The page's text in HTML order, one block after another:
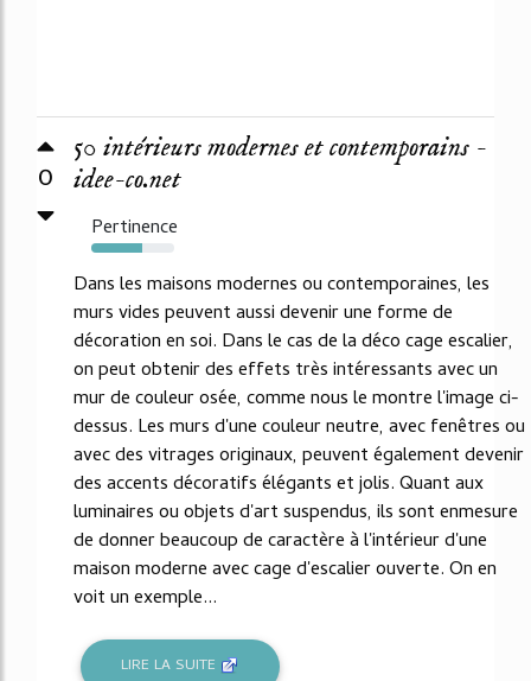
0
50 intérieurs modernes et contemporains -
idee-co.net
Pertinence
61%
Dans les maisons modernes ou contemporaines, les
murs vides peuvent aussi devenir une forme de
décoration en soi. Dans le cas de la déco cage escalier,
on peut obtenir des effets très intéressants avec un
mur de couleur osée, comme nous le montre l'image ci-
dessus. Les murs d'une couleur neutre, avec fenêtres ou
avec des vitrages originaux, peuvent également devenir
des accents décoratifs élégants et jolis. Quant aux
luminaires ou objets d'art suspendus, ils sont enmesure
de donner beaucoup de caractère à l'intérieur d'une
maison moderne avec cage d'escalier ouverte. On en
voit un exemple...
LIRE LA SUITE